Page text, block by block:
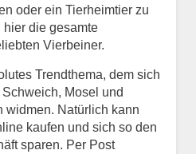
oder ein Tierheimtier zu
hier die gesamte
Vierbeiner.
Trendthema, dem sich
Mosel und
widmen. Natürlich kann
kaufen und sich so den
sparen. Per Post